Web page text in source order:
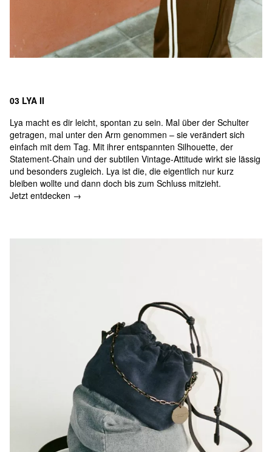
03 LYA II
Lya macht es dir leicht, spontan zu sein. Mal über der Schulter
getragen, mal unter den Arm genommen – sie verändert sich
einfach mit dem Tag. Mit ihrer entspannten Silhouette, der
Statement-Chain und der subtilen Vintage-Attitude wirkt sie lässig
und besonders zugleich. Lya ist die, die eigentlich nur kurz
bleiben wollte und dann doch bis zum Schluss mitzieht.
Jetzt entdecken →